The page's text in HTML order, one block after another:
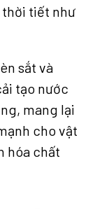
thời tiết như
sắt và
tạo nước
mang lại
cho vật
hóa chất